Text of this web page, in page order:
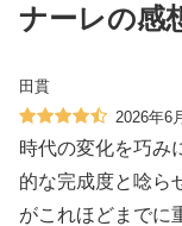
ナーレの感
田貫
2026年6
時代の変化を巧み
的な完成度と唸ら
がこれほどまでに